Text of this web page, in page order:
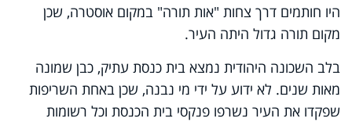
היו חותמים דרך צחות "אות תורה" במקום אוסטרה, שכן
מקום תורה גדול היתה העיר.
בלב השכונה היהודית נמצא בית כנסת עתיק, כבן שמונה
מאות שנים. לא ידוע על ידי מי נבנה, שכן באחת השריפות
שפקדו את העיר נשרפו פנקסי בית הכנסת וכל רשומות